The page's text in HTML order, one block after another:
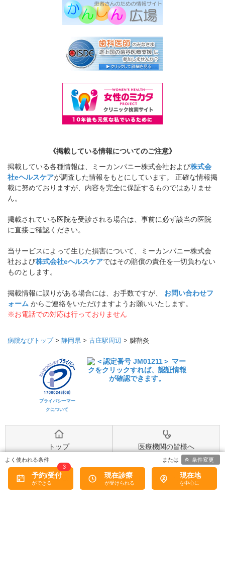
《掲載している情報についてのご注意》
掲載している各種情報は、ミーカンパニー株式会社および株式会
社eヘルスケアが調査した情報をもとにしています。 正確な情報掲
載に努めておりますが、内容を完全に保証するものではありませ
ん。
掲載されている医院を受診される場合は、事前に必ず該当の医院
に直接ご確認ください。
当サービスによって生じた損害について、ミーカンパニー株式会
社および株式会社eヘルスケアではその賠償の責任を一切負わない
ものとします。
掲載情報に誤りがある場合には、お手数ですが、 お問い合わせフ
ォーム からご連絡をいただけますようお願いいたします。
※お電話での対応は行っておりません
病院なびトップ> 静岡県 > 古庄駅周辺 > 腱鞘炎
プライバシーマー
クについて
トップ 医療機関の皆様へ
MediQA 病院なびについて
予約/受付
3
現在診療 現在地
条件変更